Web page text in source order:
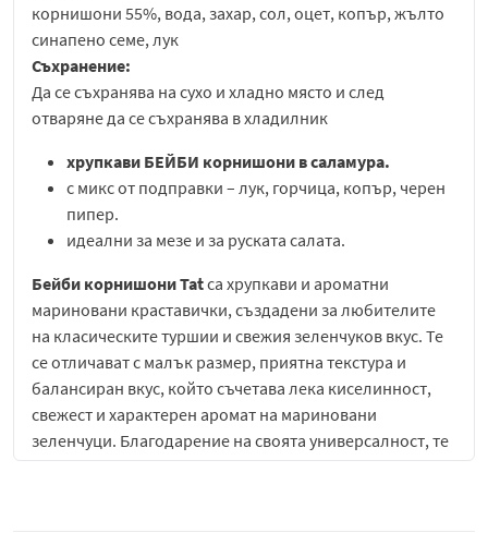
корнишони 55%, вода, захар, сол, оцет, копър, жълто
синапено семе, лук
Съхранение:
Да се съхранява на сухо и хладно място и след
отваряне да се съхранява в хладилник
хрупкави БЕЙБИ корнишони в саламура.
с микс от подправки – лук, горчица, копър, черен
пипер.
идеални за мезе и за руската салата.
Бейби корнишони Tatса хрупкави и ароматни
мариновани краставички, създадени за любителите
на класическите туршии и свежия зеленчуков вкус. Те
се отличават с малък размер, приятна текстура и
балансиран вкус, който съчетава лека киселинност,
свежест и характерен аромат на мариновани
зеленчуци. Благодарение на своята универсалност, те
са подходящо допълнение към разнообразни ястия и